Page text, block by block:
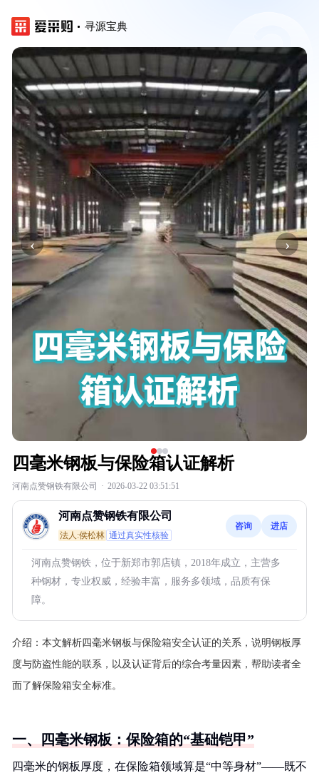
寻源宝典
‹ ›
四毫米钢板与保险箱认证解析
河南点赞钢铁有限公司 · 2026-03-22 03:51:51
河南点赞钢铁有限公司
法人:侯松林 通过真实性核验
咨询 进店
河南点赞钢铁，位于新郑市郭店镇，2018年成立，主营多
种钢材，专业权威，经验丰富，服务多领域，品质有保
障。
介绍： 本文解析四毫米钢板与保险箱安全认证的关系，说明钢板厚
度与防盗性能的联系，以及认证背后的综合考量因素，帮助读者全
面了解保险箱安全标准。
一、四毫米钢板：保险箱的“基础铠甲”
四毫米的钢板厚度，在保险箱领域算是“中等身材”——既不